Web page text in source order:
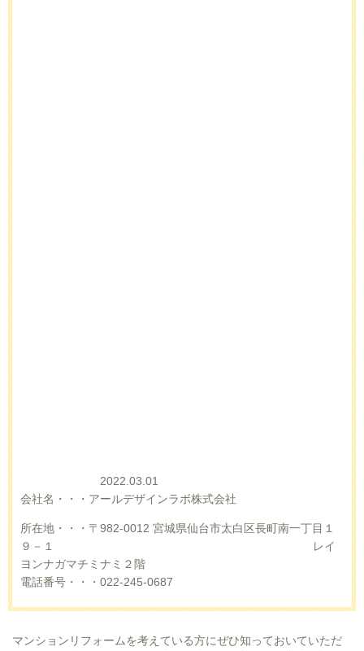
2022.03.01
会社名・・・アールデザインラボ株式会社
所在地・・・〒982-0012 宮城県仙台市太白区長町南一丁目１
９－１
​ レイ
ヨンナガマチミナミ２階
電話番号・・・022-245-0687
マンションリフォームを考えている方にぜひ知っておいていただ